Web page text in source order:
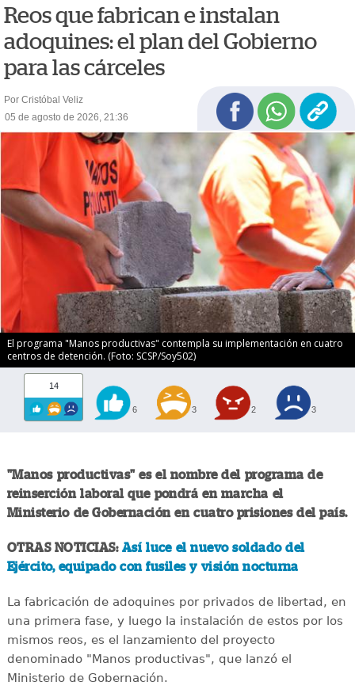
Reos que fabrican e instalan
adoquines: el plan del Gobierno
para las cárceles
Por Cristóbal Veliz
05 de agosto de 2026, 21:36
El programa "Manos productivas" contempla su implementación en cuatro
centros de detención. (Foto: SCSP/Soy502)
14
6 3 2 3
"Manos productivas" es el nombre del programa de
reinserción laboral que pondrá en marcha el
Ministerio de Gobernación en cuatro prisiones del país.
OTRAS NOTICIAS: Así luce el nuevo soldado del
Ejército, equipado con fusiles y visión nocturna
La fabricación de adoquines por privados de libertad, en
una primera fase, y luego la instalación de estos por los
mismos reos, es el lanzamiento del proyecto
denominado "Manos productivas", que lanzó el
Ministerio de Gobernación.